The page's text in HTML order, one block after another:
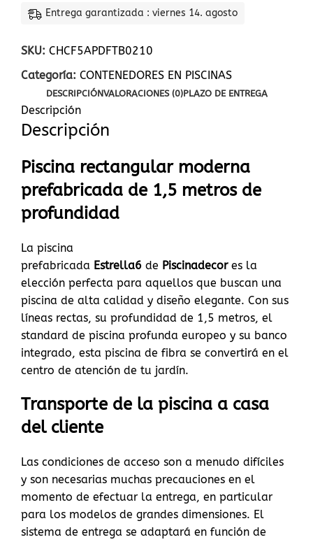
Entrega garantizada : viernes 14. agosto
SKU: CHCF5APDFTB0210
Categoría: CONTENEDORES EN PISCINAS
DESCRIPCIÓNVALORACIONES (0)PLAZO DE ENTREGA
Descripción
Descripción
Piscina rectangular moderna
prefabricada de 1,5 metros de
profundidad
La piscina
prefabricada Estrella6 de Piscinadecores la
elección perfecta para aquellos que buscan una
piscina de alta calidad y diseño elegante. Con sus
líneas rectas, su profundidad de 1,5 metros, el
standard de piscina profunda europeo y su banco
integrado, esta piscina de fibra se convertirá en el
centro de atención de tu jardín.
Transporte de la piscina a casa
del cliente
Las condiciones de acceso son a menudo difíciles
y son necesarias muchas precauciones en el
momento de efectuar la entrega, en particular
para los modelos de grandes dimensiones. El
sistema de entrega se adaptará en función de